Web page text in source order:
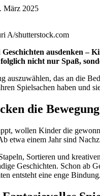
März 2025
A/shutterstock.com
ausdenken –
folglich nicht nur Spaß,
auszuwählen, das an die
Spielsachen haben und
die Bewegung
wollen Kinder die
etwa einem Jahr sind
Sortieren und
Geschichten. Schon ab
entsteht eine enge Bindung.